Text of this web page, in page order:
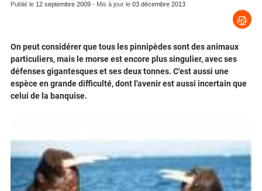
Publié le 12 septembre 2009 - Mis à jour le 03 décembre 2013
On peut considérer que tous les pinnipèdes sont des animaux
particuliers, mais le morse est encore plus singulier, avec ses
défenses gigantesques et ses deux tonnes. C'est aussi une
espèce en grande difficulté, dont l'avenir est aussi incertain que
celui de la banquise.